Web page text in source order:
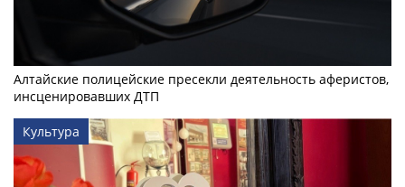
Алтайские полицейские пресекли деятельность аферистов,
инсценировавших ДТП
Культура